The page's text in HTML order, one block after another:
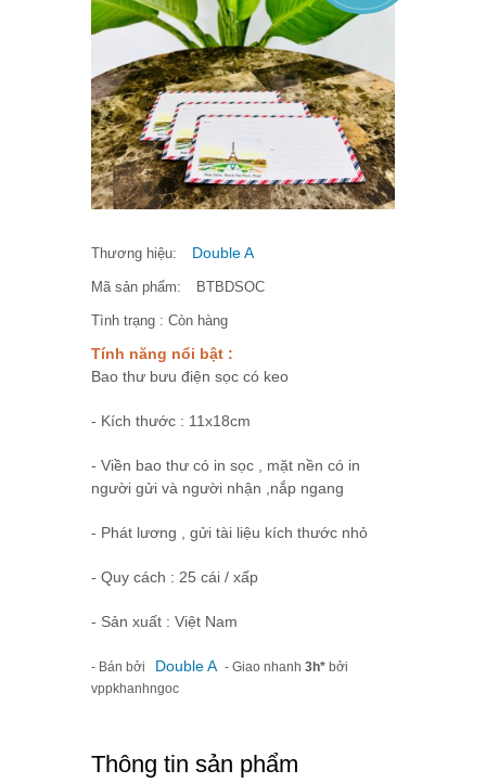
Thương hiệu: Double A
Mã sản phẩm: BTBDSOC
Tình trạng : Còn hàng
Tính năng nổi bật :
Bao thư bưu điện sọc có keo
- Kích thước : 11x18cm
- Viền bao thư có in sọc , mặt nền có in
người gửi và người nhận ,nắp ngang
- Phát lương , gửi tài liệu kích thước nhỏ
- Quy cách : 25 cái / xấp
- Sản xuất : Việt Nam
- Bán bởi Double A - Giao nhanh 3h* bởi
vppkhanhngoc
Thông tin sản phẩm